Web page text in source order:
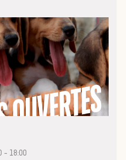
- 18:00